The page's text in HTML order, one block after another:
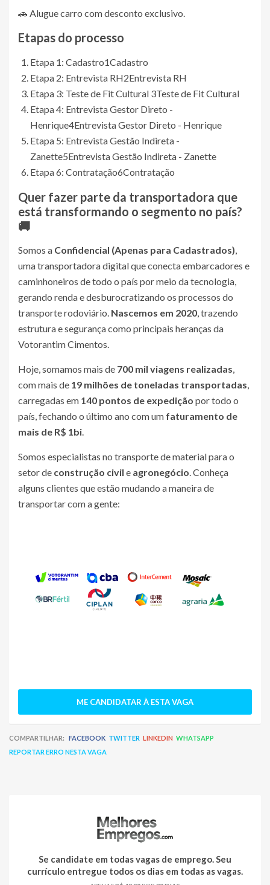
🚗 Alugue carro com desconto exclusivo.
Etapas do processo
Etapa 1: Cadastro1Cadastro
Etapa 2: Entrevista RH2Entrevista RH
Etapa 3: Teste de Fit Cultural 3Teste de Fit Cultural
Etapa 4: Entrevista Gestor Direto -
Henrique4Entrevista Gestor Direto - Henrique
Etapa 5: Entrevista Gestão Indireta -
Zanette5Entrevista Gestão Indireta - Zanette
Etapa 6: Contratação6Contratação
Quer fazer parte da transportadora que
está transformando o segmento no país?
🚚
Somos a Confidencial (Apenas para Cadastrados),
uma transportadora digital que conecta embarcadores e
caminhoneiros de todo o país por meio da tecnologia,
gerando renda e desburocratizando os processos do
transporte rodoviário. Nascemos em 2020, trazendo
estrutura e segurança como principais heranças da
Votorantim Cimentos.
Hoje, somamos mais de 700 mil viagens realizadas,
com mais de 19 milhões de toneladas transportadas,
carregadas em 140 pontos de expedição por todo o
país, fechando o último ano com um faturamento de
mais de R$ 1bi.
Somos especialistas no transporte de material para o
setor de construção civil e agronegócio. Conheça
alguns clientes que estão mudando a maneira de
transportar com a gente:
ME CANDIDATAR À ESTA VAGA
COMPARTILHAR: FACEBOOK TWITTER LINKEDIN WHATSAPP
REPORTAR ERRO NESTA VAGA
Se candidate em todas vagas de emprego. Seu
currículo entregue todos os dias em todas as vagas.